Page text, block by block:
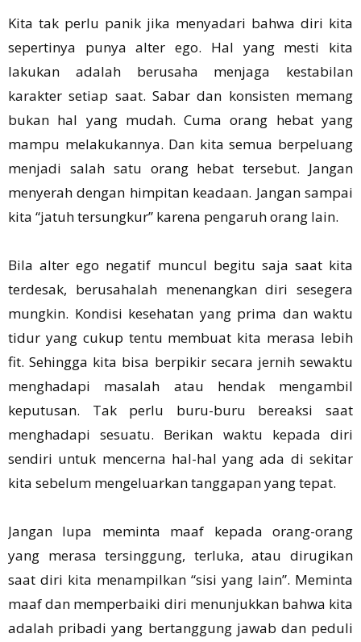
Kita tak perlu panik jika menyadari bahwa diri kita
sepertinya punya alter ego. Hal yang mesti kita
lakukan adalah berusaha menjaga kestabilan
karakter setiap saat. Sabar dan konsisten memang
bukan hal yang mudah. Cuma orang hebat yang
mampu melakukannya. Dan kita semua berpeluang
menjadi salah satu orang hebat tersebut. Jangan
menyerah dengan himpitan keadaan. Jangan sampai
kita “jatuh tersungkur” karena pengaruh orang lain.
Bila alter ego negatif muncul begitu saja saat kita
terdesak, berusahalah menenangkan diri sesegera
mungkin. Kondisi kesehatan yang prima dan waktu
tidur yang cukup tentu membuat kita merasa lebih
fit. Sehingga kita bisa berpikir secara jernih sewaktu
menghadapi masalah atau hendak mengambil
keputusan. Tak perlu buru-buru bereaksi saat
menghadapi sesuatu. Berikan waktu kepada diri
sendiri untuk mencerna hal-hal yang ada di sekitar
kita sebelum mengeluarkan tanggapan yang tepat.
Jangan lupa meminta maaf kepada orang-orang
yang merasa tersinggung, terluka, atau dirugikan
saat diri kita menampilkan “sisi yang lain”. Meminta
maaf dan memperbaiki diri menunjukkan bahwa kita
adalah pribadi yang bertanggung jawab dan peduli